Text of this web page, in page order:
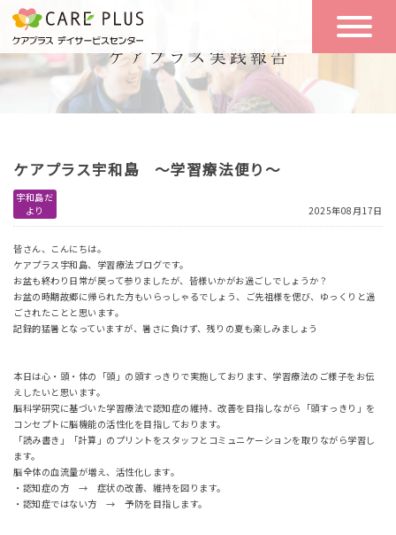
こんな方に
おすすめ
一日の流れ
一日体験
空き状況
リクルート
体験希望
ケアプラス宇和島 ～学習療法便り～
宇和島だ
より
2025年08月17日
皆さん、こんにちは。
ケアプラス宇和島、学習療法ブログです。
お盆も終わり日常が戻って参りましたが、皆様いかがお過ごしでしょうか？
お盆の時期故郷に帰られた方もいらっしゃるでしょう、ご先祖様を偲び、ゆっくりと過
ごされたことと思います。
記録的猛暑となっていますが、暑さに負けず、残りの夏も楽しみましょう
本日は心・頭・体の「頭」の頭すっきりで実施しております、学習療法のご様子をお伝
えしたいと思います。
脳科学研究に基づいた学習療法で認知症の維持、改善を目指しながら「頭すっきり」を
コンセプトに脳機能の活性化を目指しております。
「読み書き」「計算」のプリントをスタッフとコミュニケーションを取りながら学習し
ます。
脳全体の血流量が増え、活性化します。
・認知症の方 → 症状の改善、維持を図ります。
・認知症ではない方 → 予防を目指します。